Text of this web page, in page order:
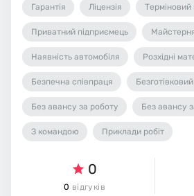
Гарантія Ліцензія Терміновий
Приватний підприємець
Наявність автомобіля Розхідні
Безпечна співпраця
Без авансу за роботу Без авансу
З командою Приклади робіт
0
0 відгуків